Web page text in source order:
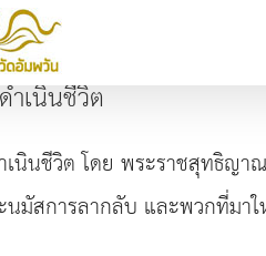
เนินชีวิต
นินชีวิต โดย พระราชสุทธิญ
มัสการลากลับ และพวกที่มา